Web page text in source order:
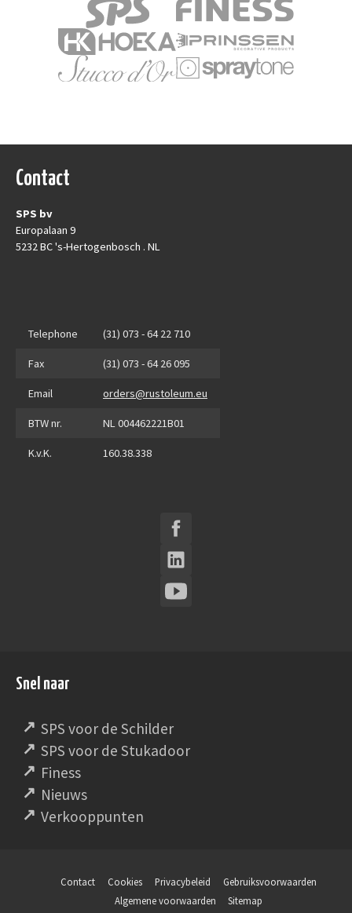
Contact
SPS bv
Europalaan 9
5232 BC 's-Hertogenbosch . NL
Telephone (31) 073 - 64 22 710
Fax (31) 073 - 64 26 095
Email orders@rustoleum.eu
BTW nr. NL 004462221B01
K.v.K. 160.38.338
Snel naar
SPS voor de Schilder
SPS voor de Stukadoor
Finess
Nieuws
Verkooppunten
Contact Cookies Privacybeleid
Gebruiksvoorwaarden
Algemene voorwaarden
Sitemap